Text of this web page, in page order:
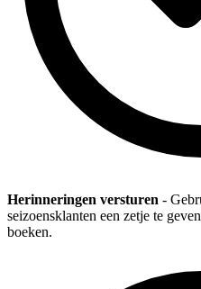
Herinneringen versturen -
seizoensklanten een zetje te
boeken.